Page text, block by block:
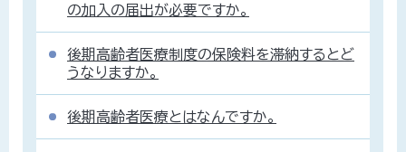
の加入の届出が必要ですか。
後期高齢者医療制度の保険料を滞納するとど
うなりますか。
後期高齢者医療とはなんですか。